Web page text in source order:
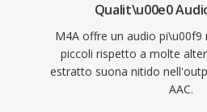
Qualit\u00e0
M4A offre un audio pi\u00f9
piccoli rispetto a molte
estratto suona nitido
AAC.